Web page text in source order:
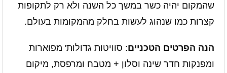
שהמקום יהיה כשר במשך כל השנה ולא רק לתקופות
קצרות כמו שנהוג לעשות בחלק מהמקומות בעולם.
הנה הפרטים הטכניים: סוויטות גדולות' מפוארות
ומפנקות חדר שינה וסלון + מטבח ומרפסת, מיקום